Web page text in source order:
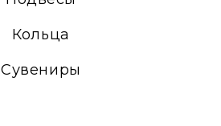
Кольца
Сувениры